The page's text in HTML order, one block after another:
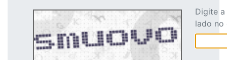
Digite
lado no